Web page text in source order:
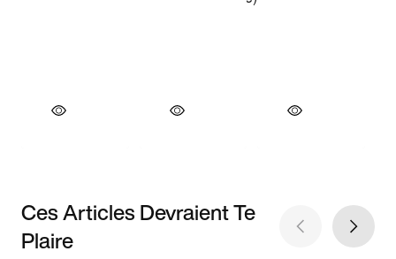
Ces Articles Devraient Te
Plaire